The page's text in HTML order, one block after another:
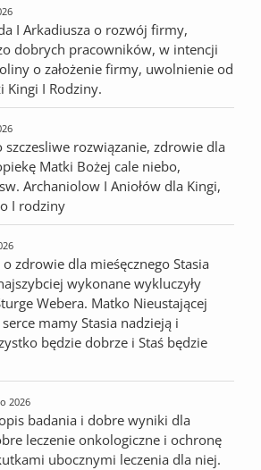
I Arkadiusza o rozwój firmy,
dobrych pracowników, w intencji
o założenie firmy, uwolnienie od
Kingi I Rodziny.
szczesliwe rozwiązanie, zdrowie dla
Matki Bożej cale niebo,
Archaniolow I Aniołów dla Kingi,
I rodziny
o zdrowie dla mieśęcznego Stasia
wykonane wykluczyły
Webera. Matko Nieustającej
mamy Stasia nadzieją i
będzie dobrze i Staś będzie
2026
badania i dobre wyniki dla
leczenie onkologiczne i ochronę
ubocznymi leczenia dla niej.